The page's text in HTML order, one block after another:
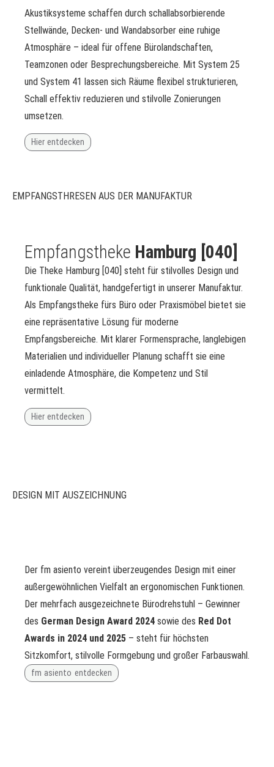
Akustiksysteme schaffen durch schallabsorbierende
Stellwände, Decken- und Wandabsorber eine ruhige
Atmosphäre – ideal für offene Bürolandschaften,
Teamzonen oder Besprechungsbereiche. Mit System 25
und System 41 lassen sich Räume flexibel strukturieren,
Schall effektiv reduzieren und stilvolle Zonierungen
umsetzen.
Hier entdecken
EMPFANGSTHRESEN AUS DER MANUFAKTUR
Empfangstheke Hamburg [040]
Die Theke Hamburg [040] steht für stilvolles Design und
funktionale Qualität, handgefertigt in unserer Manufaktur.
Als Empfangstheke fürs Büro oder Praxismöbel bietet sie
eine repräsentative Lösung für moderne
Empfangsbereiche. Mit klarer Formensprache, langlebigen
Materialien und individueller Planung schafft sie eine
einladende Atmosphäre, die Kompetenz und Stil
vermittelt.
Hier entdecken
DESIGN MIT AUSZEICHNUNG
Der fm asiento vereint überzeugendes Design mit einer
außergewöhnlichen Vielfalt an ergonomischen Funktionen.
Der mehrfach ausgezeichnete Bürodrehstuhl – Gewinner
des German Design Award 2024 sowie des Red Dot
Awards in 2024 und 2025 – steht für höchsten
Sitzkomfort, stilvolle Formgebung und großer Farbauswahl.
fm asiento entdecken